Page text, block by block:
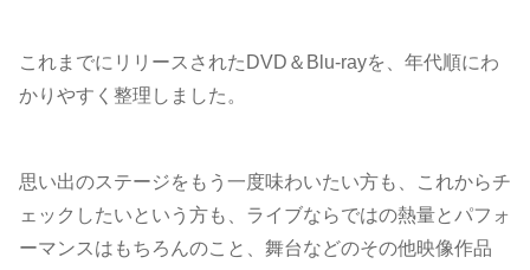
これまでにリリースされたDVD＆Blu-rayを、年代順にわ
かりやすく整理しました。
思い出のステージをもう一度味わいたい方も、これからチ
ェックしたいという方も、ライブならではの熱量とパフォ
ーマンスはもちろんのこと、舞台などのその他映像作品